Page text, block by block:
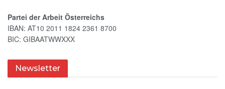
Partei der Arbeit Österreichs
IBAN: AT10 2011 1824 2361 8700
BIC: GIBAATWWXXX
Newsletter